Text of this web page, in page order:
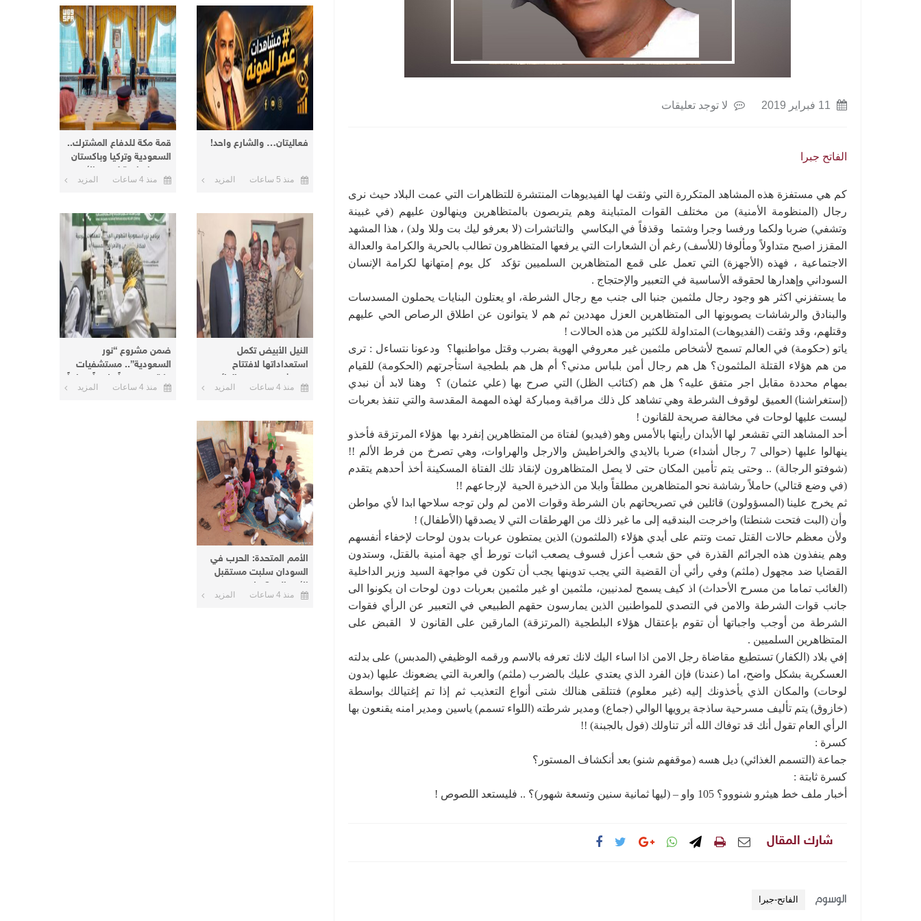
لا توجد تعليقات
الفاتح جبرا
كم هي مستفزة هذه المشاهد المتكررة التي وثقت لها الفيديوهات المنتشرة للتظاهرات التي عمت البلاد حيث نرى
رجال (المنظومة الأمنية) من مختلف القوات المتباينة وهم يتربصون بالمتظاهرين وينهالون عليهم (في غبينة
وتشفي) ضربا ولكما ورفسا وجرا وشتما وقذفاً في البكاسي والتاتشرات (لا بعرفو ليك بت وللا ولد) ، هذا المشهد
المقزز اصبح متداولاً ومألوفا (للأسف) رغم أن الشعارات التي يرفعها المتظاهرون تطالب بالحرية والكرامة والعدالة
الاجتماعية ، فهذه (الأجهزة) التي تعمل على قمع المتظاهرين السلميين تؤكد كل يوم إمتهانها لكرامة الإنسان
السوداني وإهدارها لحقوقه الأساسية في التعبير والإحتجاج .
ما يستفزني اكثر هو وجود رجال ملثمين جنبا الى جنب مع رجال الشرطة، او يعتلون البنايات يحملون المسدسات
والبنادق والرشاشات يصوبونها الى المتظاهرين العزل مهددين ثم هم لا يتوانون عن اطلاق الرصاص الحي عليهم
وقتلهم، وقد وثقت (الفديوهات) المتداولة للكثير من هذه الحالات !
ياتو (حكومة) في العالم تسمح لأشخاص ملثمين غير معروفي الهوية بضرب وقتل مواطنيها؟ ودعونا نتساءل : ترى
من هم هؤلاء القتلة الملثمون؟ هل هم رجال أمن بلباس مدني؟ أم هل هم بلطجية استأجرتهم (الحكومة) للقيام
بمهام محددة مقابل اجر متفق عليه؟ هل هم (كتائب الظل) التي صرح بها (علي عثمان) ؟ وهنا لابد أن نبدي
(إستغراشنا) العميق لوقوف الشرطة وهي تشاهد كل ذلك مراقبة ومباركة لهذه المهمة المقدسة والتي تنفذ بعربات
ليست عليها لوحات في مخالفة صريحة للقانون !
أحد المشاهد التي تقشعر لها الأبدان رأيتها بالأمس وهو (فيديو) لفتاة من المتظاهرين إنفرد بها هؤلاء المرتزقة فأخذو
ينهالوا عليها (حوالى 7 رجال أشداء) ضربا بالايدي والخراطيش والارجل والهراوات، وهي تصرخ من فرط الألم !!
(شوفتو الرجالة) .. وحتى يتم تأمين المكان حتى لا يصل المتظاهرون لإنقاذ تلك الفتاة المسكينة أخذ أحدهم يتقدم
(في وضع قتالي) حاملاً رشاشة نحو المتظاهرين مطلقاً وابلا من الذخيرة الحية لإرجاعهم !!
ثم يخرج علينا (المسؤولون) قائلين في تصريحاتهم بان الشرطة وقوات الامن لم ولن توجه سلاحها ابدا لأي مواطن
وأن (البت فتحت شنطتا) واخرجت البندقيه إلى ما غير ذلك من الهرطقات التي لا يصدقها (الأطفال) !
ولأن معظم حالات القتل تمت وتتم على أيدي هؤلاء (الملثمون) الذين يمتطون عربات بدون لوحات لإخفاء أنفسهم
وهم ينفذون هذه الجرائم القذرة في حق شعب أعزل فسوف يصعب اثبات تورط أي جهة أمنية بالقتل، وستدون
القضايا ضد مجهول (ملثم) وفي رأئي أن القضية التي يجب تدوينها يجب أن تكون في مواجهة السيد وزير الداخلية
(الغائب تماما من مسرح الأحداث) اذ كيف يسمح لمدنيين، ملثمين او غير ملثمين بعربات دون لوحات ان يكونوا الى
جانب قوات الشرطة والامن في التصدي للمواطنين الذين يمارسون حقهم الطبيعي في التعبير عن الرأي فقوات
الشرطة من أوجب واجباتها أن تقوم بإعتقال هؤلاء البلطجية (المرتزقة) المارقين على القانون لا القبض على
المتظاهرين السلميين .
إفي بلاد (الكفار) تستطيع مقاضاة رجل الامن اذا اساء اليك لانك تعرفه بالاسم ورقمه الوظيفي (المدبس) على بدلته
العسكرية بشكل واضح، اما (عندنا) فإن الفرد الذي يعتدي عليك بالضرب (ملثم) والعربة التي يضعونك عليها (بدون
لوحات) والمكان الذي يأخذونك إليه (غير معلوم) فتتلقى هنالك شتى أنواع التعذيب ثم إذا تم إغتيالك بواسطة
(خازوق) يتم تأليف مسرحية ساذجة يرويها الوالي (جماع) ومدير شرطته (اللواء تسمم) ياسين ومدير امنه يقنعون بها
الرأي العام تقول أنك قد توفاك الله أثر تناولك (فول بالجبنة) !!
كسرة :
جماعة (التسمم الغذائي) ديل هسه (موقفهم شنو) بعد أنكشاف المستور؟
كسرة ثابتة :
أخبار ملف خط هيثرو شنووو؟ 105 واو – (ليها ثمانية سنين وتسعة شهور)؟ .. فليستعد اللصوص !
شارك المقال
الوسوم الفاتح-جبرا
فعاليتان… والشارع واحد!
منذ 5 ساعات المزيد
قمة مكة للدفاع المشترك..
السعودية وتركيا وباكستان
توقع اتفاقية لتعزيز الأمن
والردع
منذ 4 ساعات المزيد
النيل الأبيض تكمل
استعداداتها لافتتاح
مستشفى عمر نور الدائم
بمنطقة نعيمة اليوم
منذ 4 ساعات المزيد
ضمن مشروع “نور
السعودية”.. مستشفيات
مكة تنفذ يوماً علاجياً مجانياً
بأم درمان وتعلن يوماً آخر
منذ 4 ساعات المزيد
الأمم المتحدة: الحرب في
السودان سلبت مستقبل
الأطفال و8 ملايين منهم
خارج المدارس
منذ 4 ساعات المزيد